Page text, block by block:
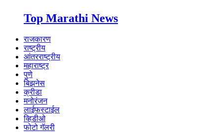
Top Marathi News
राजकारण
राष्ट्रीय
आंतरराष्ट्रीय
महाराष्ट्र
पुणे
बिझनेस
क्रीडा
मनोरंजन
लाईफस्टाईल
व्हिडीओ
फोटो गॅलरी